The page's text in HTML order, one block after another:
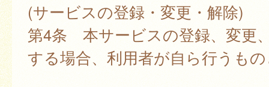
(サービスの登録・変更・解除)
第4条 本サービスの登録、変更
する場合、利用者が自ら行うも